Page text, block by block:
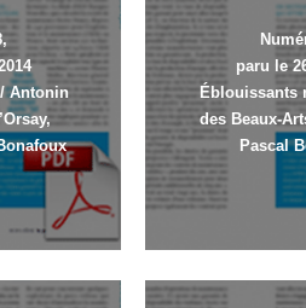
Antonin
paru le
Éblouissants
des Beaux-
Pascal